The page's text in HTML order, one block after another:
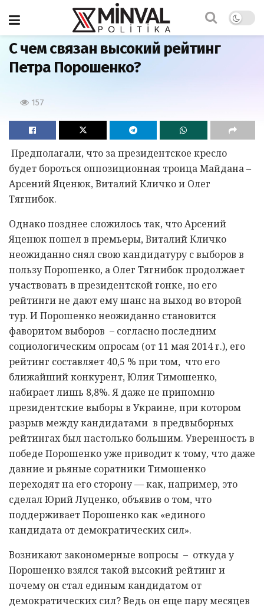
Главная
С чем связан высокий рейтинг
Петра Порошенко?
157
Предполагали, что за президентское кресло
будет бороться оппозиционная троица Майдана –
Арсений Яценюк, Виталий Кличко и Олег
Тягнибок.
Однако позднее сложилось так, что Арсений
Яценюк пошел в премьеры, Виталий Кличко
неожиданно снял свою кандидатуру с выборов в
пользу Порошенко, а Олег Тягнибок продолжает
участвовать в президентской гонке, но его
рейтинги не дают ему шанс на выход во второй
тур. И Порошенко неожиданно становится
фаворитом выборов – согласно последним
социологическим опросам (от 11 мая 2014 г.), его
рейтинг составляет 40,5 % при том, что его
ближайший конкурент, Юлия Тимошенко,
набирает лишь 8,8%. Я даже не припомню
президентские выборы в Украине, при котором
разрыв между кандидатами в предвыборных
рейтингах был настолько большим. Уверенность в
победе Порошенко уже приводит к тому, что даже
давние и рьяные соратники Тимошенко
переходят на его сторону — как, например, это
сделал Юрий Луценко, объявив о том, что
поддерживает Порошенко как «единого
кандидата от демократических сил».
Возникают закономерные вопросы – откуда у
Порошенко взялся такой высокий рейтинг и
почему он стал единым кандидатом от
демократических сил? Ведь он еще пару месяцев